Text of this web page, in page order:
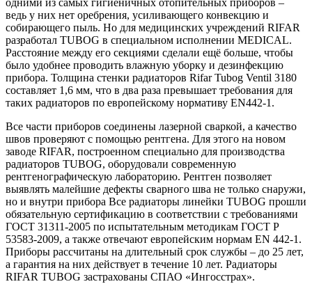
одними из самых гигиеничных отопительных приборов –
ведь у них нет оребрения, усиливающего конвекцию и
собирающего пыль. Но для медицинских учреждений RIFAR
разработал TUBOG в специальном исполнении MEDICAL.
Расстояние между его секциями сделали ещё больше, чтобы
было удобнее проводить влажную уборку и дезинфекцию
прибора. Толщина стенки радиаторов Rifar Tubog Ventil 3180
составляет 1,6 мм, что в два раза превышает требования для
таких радиаторов по европейскому нормативу EN442-1.
Все части приборов соединены лазерной сваркой, а качество
швов проверяют с помощью рентгена. Для этого на новом
заводе RIFAR, построенном специально для производства
радиаторов TUBOG, оборудовали современную
рентгенографическую лабораторию. Рентген позволяет
выявлять малейшие дефекты сварного шва не только снаружи,
но и внутри прибора Все радиаторы линейки TUBOG прошли
обязательную сертификацию в соответствии с требованиями
ГОСТ 31311-2005 по испытательным методикам ГОСТ Р
53583-2009, а также отвечают европейским нормам EN 442-1.
Приборы рассчитаны на длительный срок службы – до 25 лет,
а гарантия на них действует в течение 10 лет. Радиаторы
RIFAR TUBOG застрахованы СПАО «Ингосстрах».